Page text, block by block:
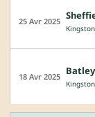
25 Avr 2025
18 Avr 2025